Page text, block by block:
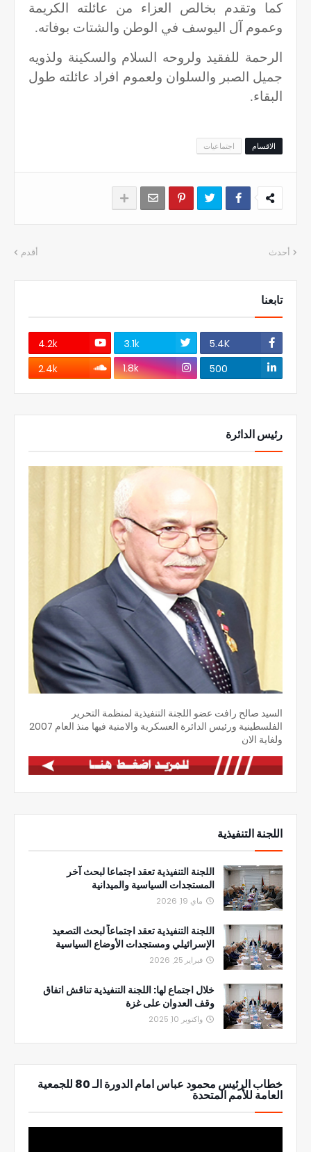
كما وتقدم بخالص العزاء من عائلته الكريمة
وعموم آل اليوسف في الوطن والشتات بوفاته.
الرحمة للفقيد ولروحه السلام والسكينة ولذويه
جميل الصبر والسلوان ولعموم افراد عائلته طول
البقاء.
الاقسام اجتماعيات
أحدث أقدم
تابعنا
5.4K
3.1k
4.2k
500
1.8k
2.4k
رئيس الدائرة
السيد صالح رافت عضو اللجنة التنفيذية لمنظمة التحرير
الفلسطينية ورئيس الدائرة العسكرية والامنية فيها منذ العام 2007
ولغاية الان
اللجنة التنفيذية
اللجنة التنفيذية تعقد اجتماعا لبحث آخر
المستجدات السياسية والميدانية
ماي 19, 2026
اللجنة التنفيذية تعقد اجتماعاً لبحث التصعيد
الإسرائيلي ومستجدات الأوضاع السياسية
فبراير 25, 2026
خلال اجتماع لها: اللجنة التنفيذية تناقش اتفاق
وقف العدوان على غزة
واكتوبر 10, 2025
خطاب الرئيس محمود عباس امام الدورة الـ 80 للجمعية
العامة للأمم المتحدة